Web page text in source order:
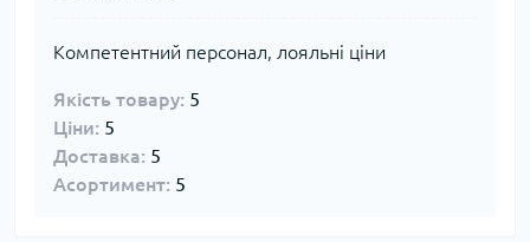
Компетентний персонал, лояльні ціни
Якість товару: 5
Ціни: 5
Доставка: 5
Асортимент: 5